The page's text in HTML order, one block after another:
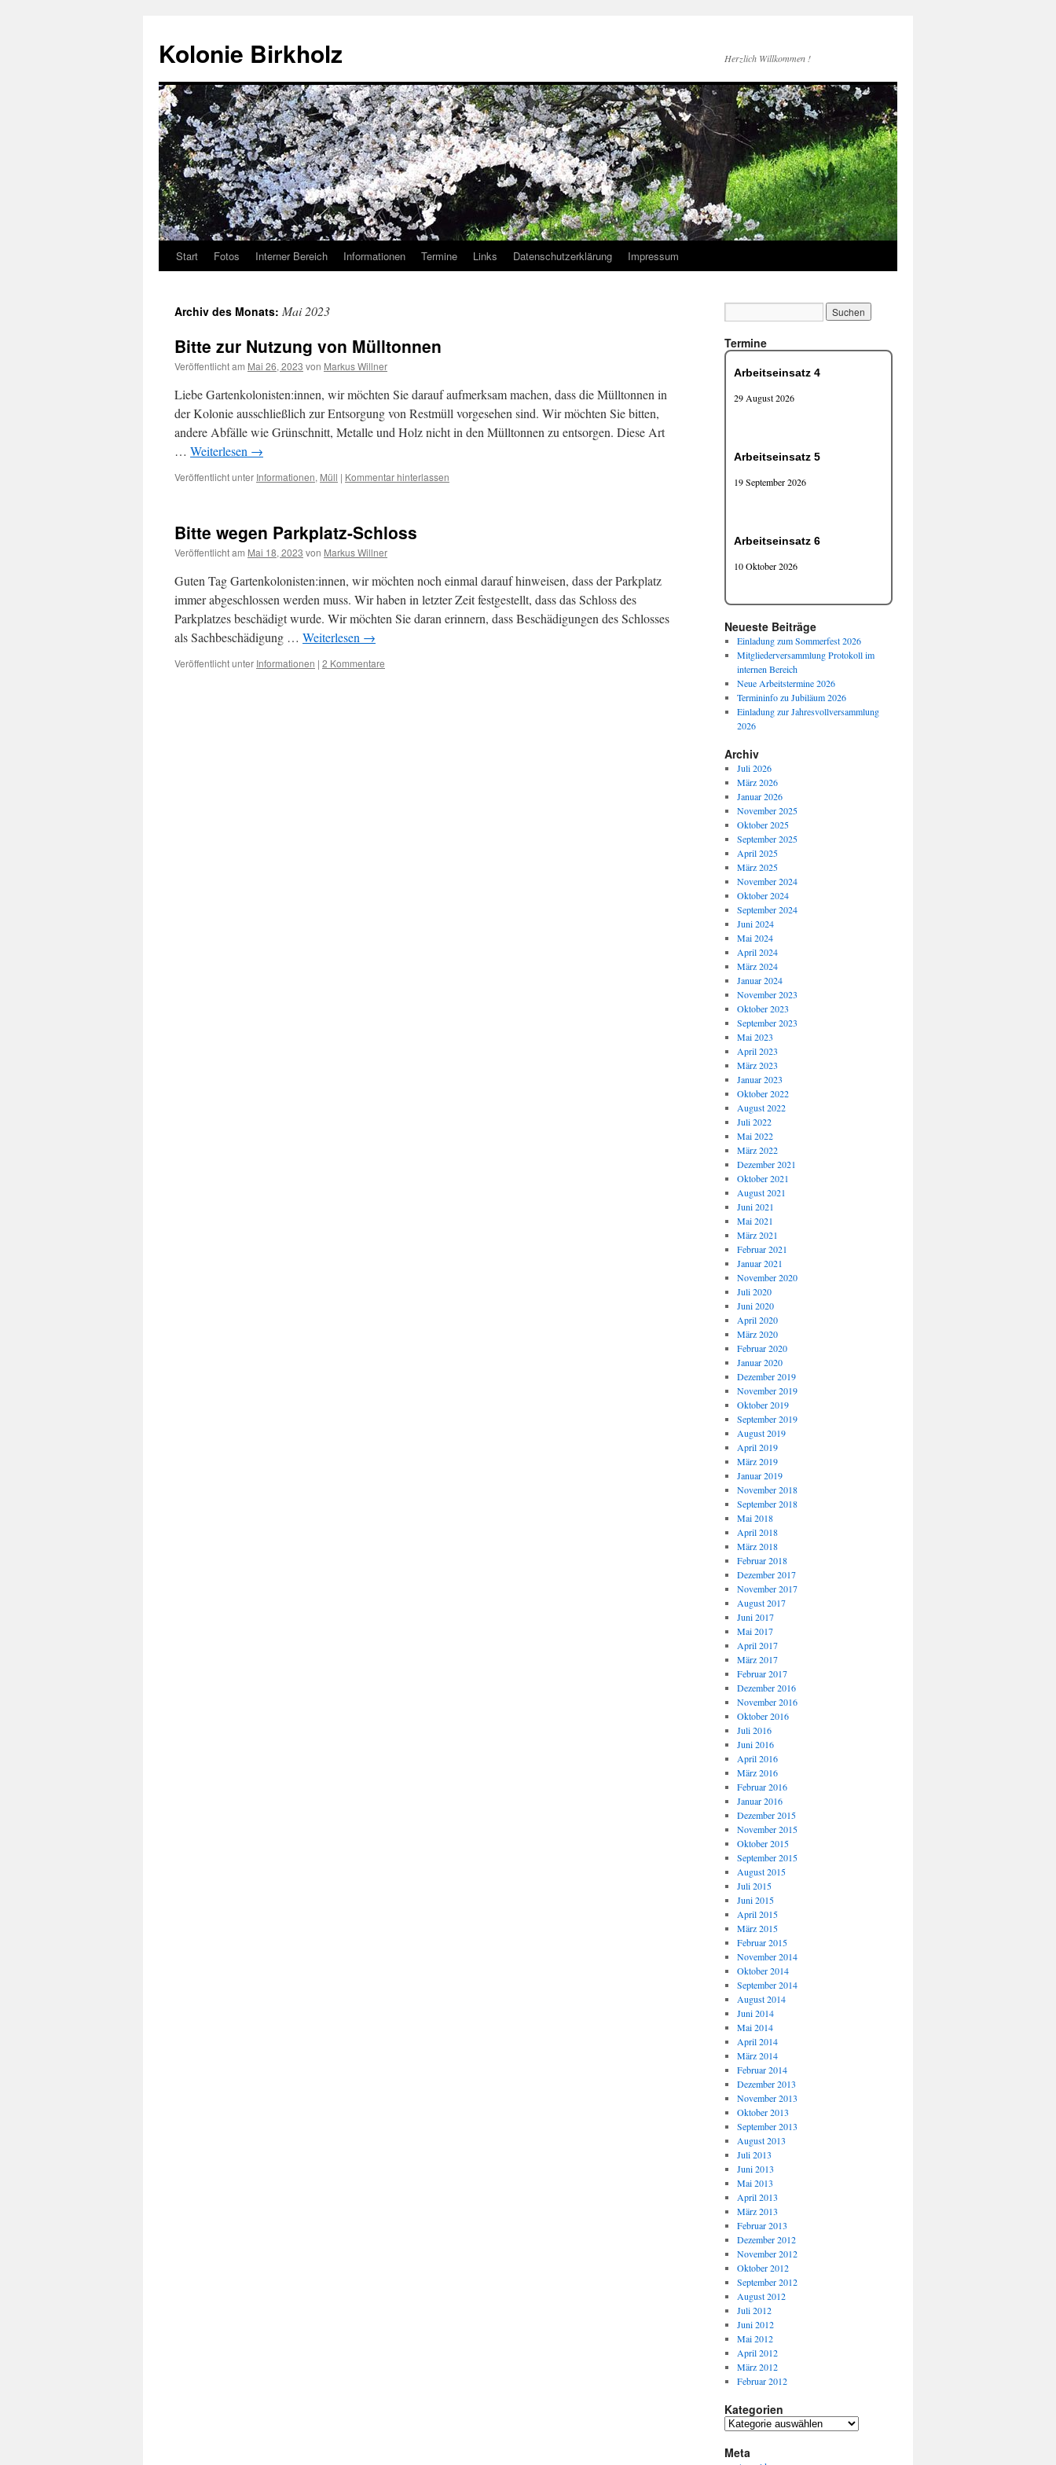
Kolonie Birkholz Herzlich Willkommen !
Start Fotos Interner Bereich Informationen Termine Links Datenschutzerklärung Impressum
Archiv des Monats: Mai 2023
Bitte zur Nutzung von Mülltonnen
Veröffentlicht am Mai 26, 2023 von Markus Willner
Liebe Gartenkolonisten:innen, wir möchten Sie darauf aufmerksam machen, dass die Mülltonnen in
der Kolonie ausschließlich zur Entsorgung von Restmüll vorgesehen sind. Wir möchten Sie bitten,
andere Abfälle wie Grünschnitt, Metalle und Holz nicht in den Mülltonnen zu entsorgen. Diese Art
… Weiterlesen →
Veröffentlicht unter Informationen, Müll | Kommentar hinterlassen
Bitte wegen Parkplatz-Schloss
Veröffentlicht am Mai 18, 2023 von Markus Willner
Guten Tag Gartenkolonisten:innen, wir möchten noch einmal darauf hinweisen, dass der Parkplatz
immer abgeschlossen werden muss. Wir haben in letzter Zeit festgestellt, dass das Schloss des
Parkplatzes beschädigt wurde. Wir möchten Sie daran erinnern, dass Beschädigungen des Schlosses
als Sachbeschädigung … Weiterlesen →
Veröffentlicht unter Informationen | 2 Kommentare
Termine
Arbeitseinsatz 4
29 August 2026
Arbeitseinsatz 5
19 September 2026
Arbeitseinsatz 6
10 Oktober 2026
Neueste Beiträge
Einladung zum Sommerfest 2026
Mitgliederversammlung Protokoll im
internen Bereich
Neue Arbeitstermine 2026
Termininfo zu Jubiläum 2026
Einladung zur Jahresvollversammlung
2026
Archiv
Juli 2026
März 2026
Januar 2026
November 2025
Oktober 2025
September 2025
April 2025
März 2025
November 2024
Oktober 2024
September 2024
Juni 2024
Mai 2024
April 2024
März 2024
Januar 2024
November 2023
Oktober 2023
September 2023
Mai 2023
April 2023
März 2023
Januar 2023
Oktober 2022
August 2022
Juli 2022
Mai 2022
März 2022
Dezember 2021
Oktober 2021
August 2021
Juni 2021
Mai 2021
März 2021
Februar 2021
Januar 2021
November 2020
Juli 2020
Juni 2020
April 2020
März 2020
Februar 2020
Januar 2020
Dezember 2019
November 2019
Oktober 2019
September 2019
August 2019
April 2019
März 2019
Januar 2019
November 2018
September 2018
Mai 2018
April 2018
März 2018
Februar 2018
Dezember 2017
November 2017
August 2017
Juni 2017
Mai 2017
April 2017
März 2017
Februar 2017
Dezember 2016
November 2016
Oktober 2016
Juli 2016
Juni 2016
April 2016
März 2016
Februar 2016
Januar 2016
Dezember 2015
November 2015
Oktober 2015
September 2015
August 2015
Juli 2015
Juni 2015
April 2015
März 2015
Februar 2015
November 2014
Oktober 2014
September 2014
August 2014
Juni 2014
Mai 2014
April 2014
März 2014
Februar 2014
Dezember 2013
November 2013
Oktober 2013
September 2013
August 2013
Juli 2013
Juni 2013
Mai 2013
April 2013
März 2013
Februar 2013
Dezember 2012
November 2012
Oktober 2012
September 2012
August 2012
Juli 2012
Juni 2012
Mai 2012
April 2012
März 2012
Februar 2012
Kategorien
Meta